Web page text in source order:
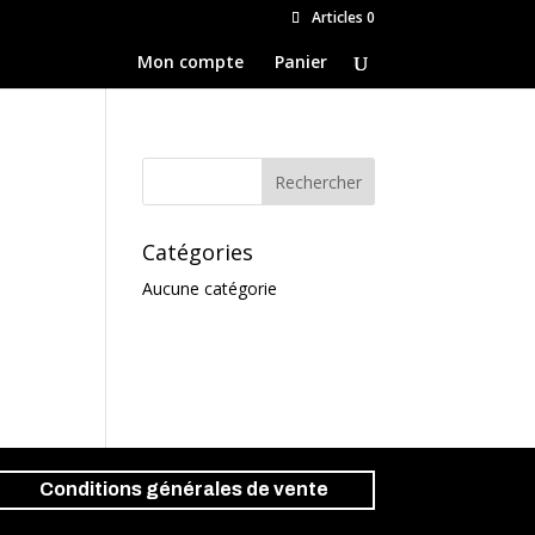
Articles 0
Mon compte Panier
Catégories
Aucune catégorie
Conditions générales de vente